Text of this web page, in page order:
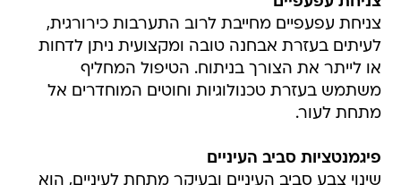
צניחת עפעפיים מחייבת לרוב התערבות כירורגית,
לעיתים בעזרת אבחנה טובה ומקצועית ניתן לדחות
או לייתר את הצורך בניתוח. הטיפול המחליף
משתמש בעזרת טכנולוגיות וחוטים המוחדרים אל
מתחת לעור.
פיגמנטציות סביב העיניים
שינוי צבע סביב העיניים ובעיקר מתחת לעיניים, הוא